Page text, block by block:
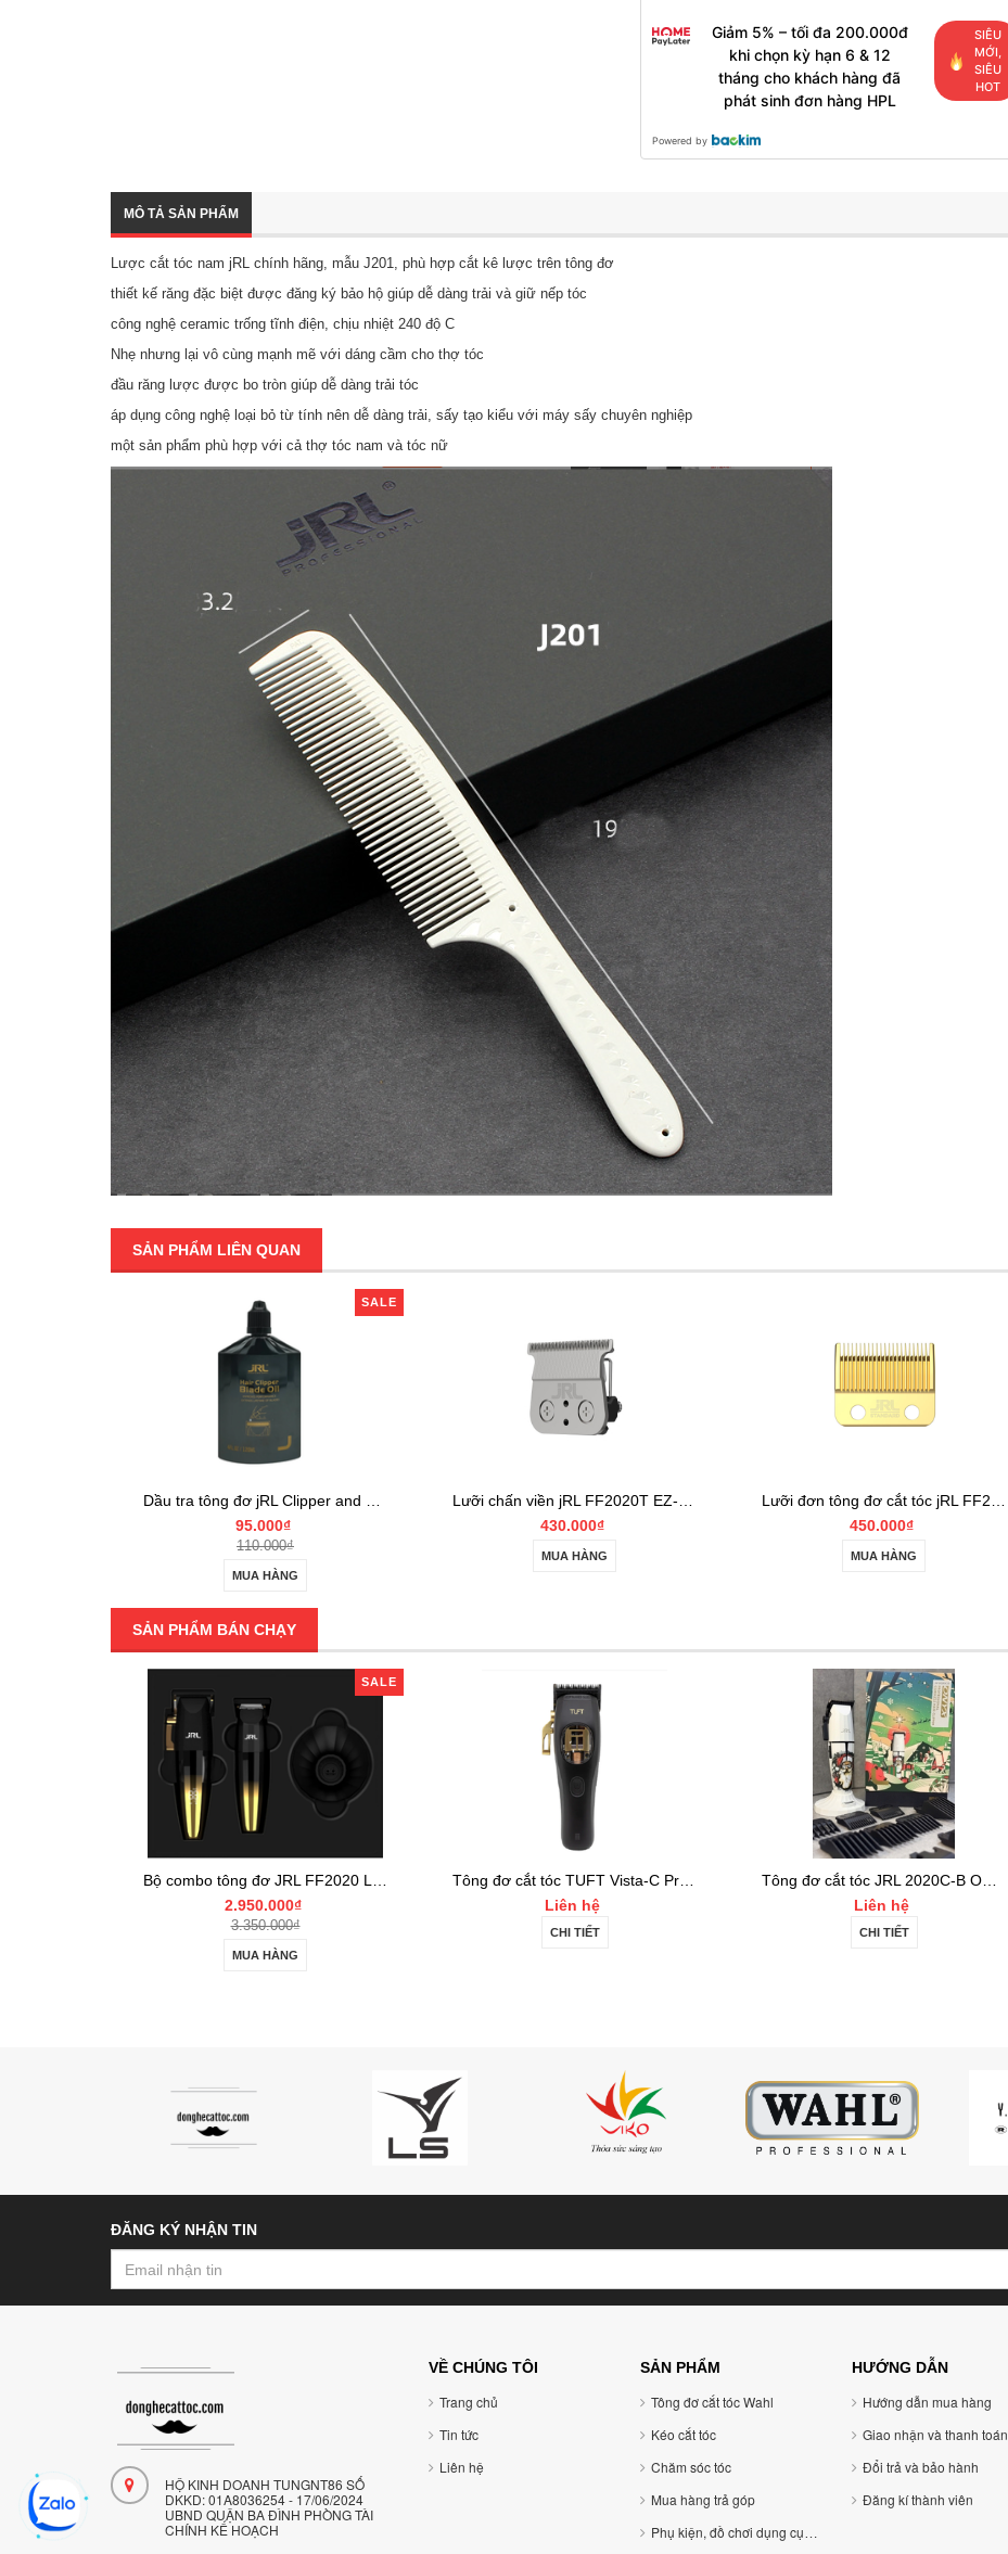
Giảm 5% – tối đa 200.000đ
khi chọn kỳ hạn 6 & 12
tháng cho khách hàng đã
phát sinh đơn hàng HPL
SIÊU
MỚI,
SIÊU
HOT
Powered by
MÔ TẢ SẢN PHẨM
Lược cắt tóc nam jRL chính hãng, mẫu J201, phù hợp cắt kê lược trên tông đơ
thiết kế răng đặc biệt được đăng ký bảo hộ giúp dễ dàng trải và giữ nếp tóc
công nghệ ceramic trống tĩnh điện, chịu nhiệt 240 độ C
Nhẹ nhưng lại vô cùng mạnh mẽ với dáng cầm cho thợ tóc
đầu răng lược được bo tròn giúp dễ dàng trải tóc
áp dụng công nghệ loại bỏ từ tính nên dễ dàng trải, sấy tạo kiểu với máy sấy chuyên nghiệp
một sản phẩm phù hợp với cả thợ tóc nam và tóc nữ
SẢN PHẨM LIÊN QUAN
430.000₫
450.000₫
MUA HÀNG
Kẹp hỗ trợ cắt tóc jRL Professional Hair Clips
160.000₫
MUA HÀNG
SẢN PHẨM BÁN CHẠY
Liên hệ
CHI TIẾT
Tông đơ cắt tóc JRL 2020C-B ONYX Noel
Liên hệ
CHI TIẾT
5.800.000₫
6.500.000₫
ĐĂNG KÝ NHẬN TIN
HỘ KINH DOANH TUNGNT86 SỐ
DKKD: 01A8036254 - 17/06/2024
UBND QUẬN BA ĐÌNH PHÒNG TÀI
CHÍNH KẾ HOẠCH
VỀ CHÚNG TÔI
Trang chủ
Tin tức
Liên hệ
SẢN PHẨM
Tông đơ cắt tóc Wahl
Kéo cắt tóc
Chăm sóc tóc
Mua hàng trả góp
Phụ kiện, đồ chơi dụng cụ tóc
HƯỚNG DẪN
Hướng dẫn mua hàng
Giao nhận và thanh toán
Đổi trả và bảo hành
Đăng kí thành viên